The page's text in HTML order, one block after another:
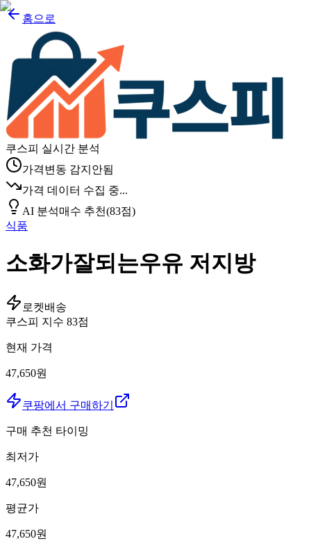
홈으로
쿠스피 실시간 분석
가격변동 감지안됨
가격 데이터 수집 중...
AI 분석매수 추천(83점)
식품
소화가잘되는우유 저지방
로켓배송
쿠스피 지수 83점
현재 가격
47,650원
쿠팡에서 구매하기
구매 추천 타이밍
최저가
47,650원
평균가
47,650원